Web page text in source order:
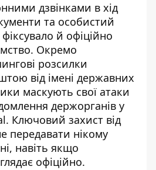
дзвінками в хід
та особистий
й офіційно
Окремо
розсилки
від імені державних
маскують свої атаки
держорганів у
. Ключовий захист від
передавати нікому
навіть якщо
офіційно.